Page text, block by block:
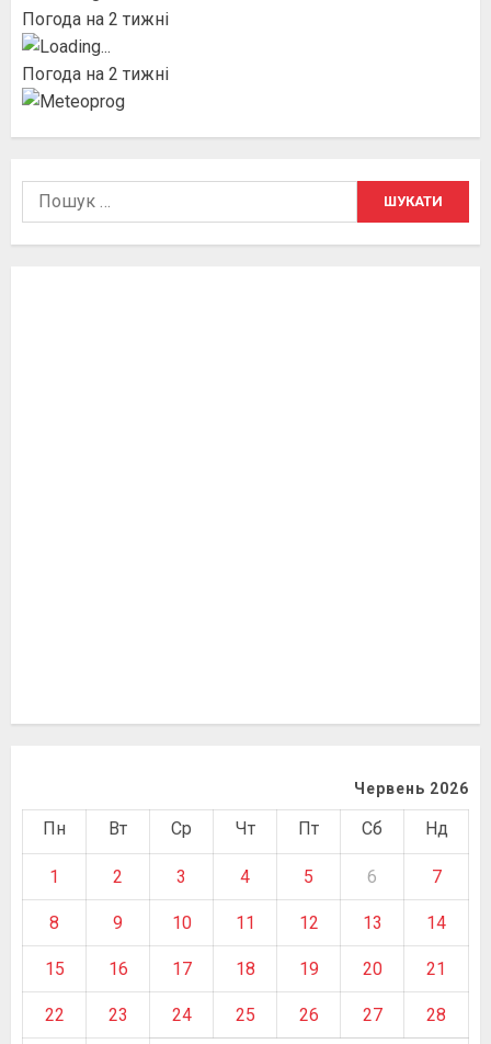
Погода на 2 тижні
Погода на 2 тижні
Пошук:
Червень 2026
Пн Вт Ср Чт Пт Сб Нд
1 2 3 4 5 6 7
8 9 10 11 12 13 14
15 16 17 18 19 20 21
22 23 24 25 26 27 28